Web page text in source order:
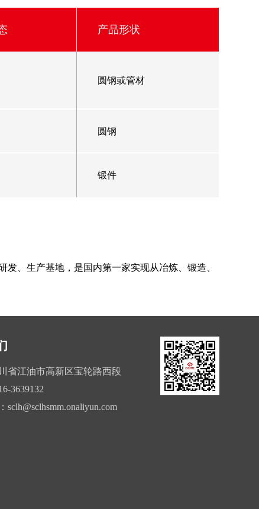
产品形状
圆钢或管材
圆钢
锻件
、生产基地，是国内第一家实现从冶炼、锻造、
省江油市高新区宝轮路西段
3639132
sclh@sclhsmm.onaliyun.com